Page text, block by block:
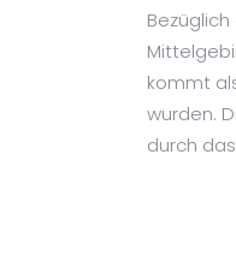
kommt
wurden.
durch